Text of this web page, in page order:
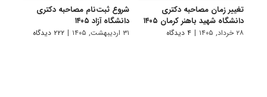
تغییر زمان مصاحبه دکتری
دانشگاه شهید باهنر کرمان ۱۴۰۵
۲۸ خرداد, ۱۴۰۵ | ۴ دیدگاه
شروع ثبت‌نام مصاحبه دکتری
دانشگاه آزاد ۱۴۰۵
۳۱ اردیبهشت, ۱۴۰۵ | ۲۲۲ دیدگاه